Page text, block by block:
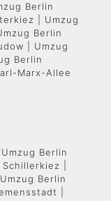
Berlin
| Umzug
Berlin
| Umzug
Berlin
Marx-Allee
Berlin
|
Berlin
|